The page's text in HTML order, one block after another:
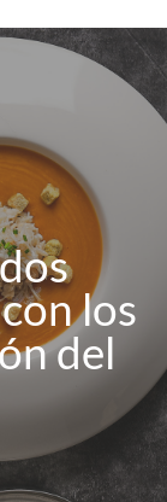
los
del